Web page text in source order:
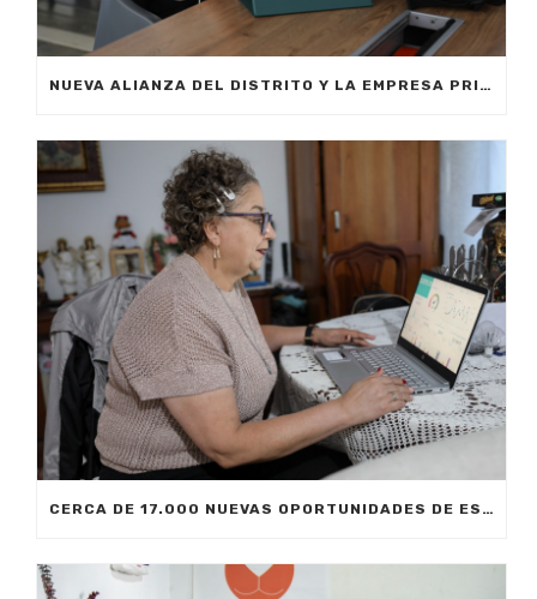
NUEVA ALIANZA DEL DISTRITO Y LA EMPRESA PRIVADA PERMITIRÁ FORMAR A CIUDADANOS DE MEDELLÍN EN INTELIGENCIA ARTIFICIAL APLICADA A LOS NEGOCIOS
CERCA DE 17.000 NUEVAS OPORTUNIDADES DE ESTUDIO SIN COSTO PARA MEDELLÍN